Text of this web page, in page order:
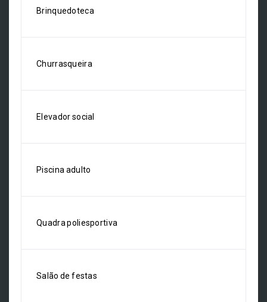
Brinquedoteca
Churrasqueira
Elevador social
Piscina adulto
Quadra poliesportiva
Salão de festas